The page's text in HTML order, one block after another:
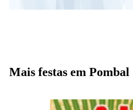
Mais festas em Pombal